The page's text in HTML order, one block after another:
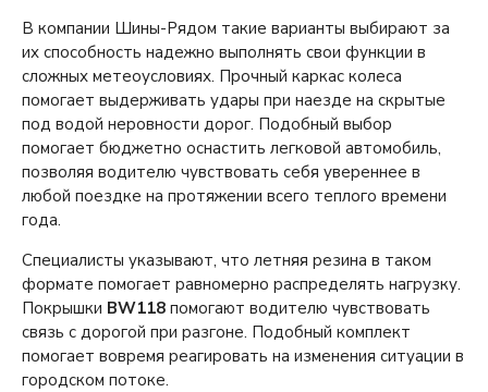
В компании Шины-Рядом такие варианты выбирают за
их способность надежно выполнять свои функции в
сложных метеоусловиях. Прочный каркас колеса
помогает выдерживать удары при наезде на скрытые
под водой неровности дорог. Подобный выбор
помогает бюджетно оснастить легковой автомобиль,
позволяя водителю чувствовать себя увереннее в
любой поездке на протяжении всего теплого времени
года.
Специалисты указывают, что летняя резина в таком
формате помогает равномерно распределять нагрузку.
Покрышки BW118 помогают водителю чувствовать
связь с дорогой при разгоне. Подобный комплект
помогает вовремя реагировать на изменения ситуации в
городском потоке.